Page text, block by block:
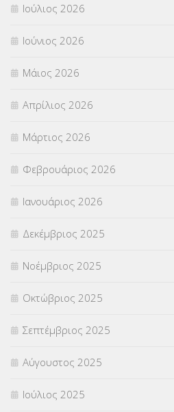
Ιούλιος 2026
Ιούνιος 2026
Μάιος 2026
Απρίλιος 2026
Μάρτιος 2026
Φεβρουάριος 2026
Ιανουάριος 2026
Δεκέμβριος 2025
Νοέμβριος 2025
Οκτώβριος 2025
Σεπτέμβριος 2025
Αύγουστος 2025
Ιούλιος 2025